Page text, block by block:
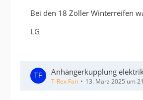
Bei den 18 Zöller Winterreifen
LG
Anhängerkupplung
T-Rex Fan 13. März 2025 um